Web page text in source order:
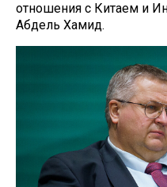
отношения с Китаем и
Абдель Хамид.